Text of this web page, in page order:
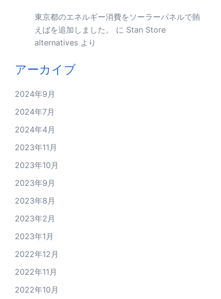
東京都のエネルギー消費をソーラーパネルで賄
えばを追加しました。
に Stan Store
alternatives より
アーカイブ
2024年9月
2024年7月
2024年4月
2023年11月
2023年10月
2023年9月
2023年8月
2023年2月
2023年1月
2022年12月
2022年11月
2022年10月